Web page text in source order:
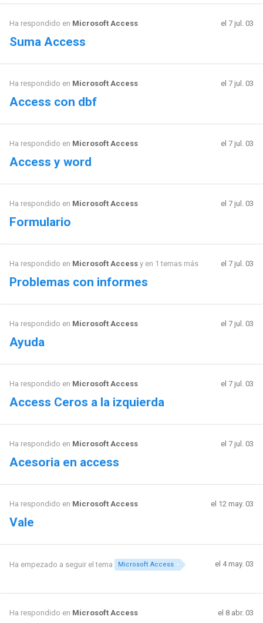
Ha respondido en Microsoft Access el 7 jul. 03
Suma Access
Ha respondido en Microsoft Access el 7 jul. 03
Access con dbf
Ha respondido en Microsoft Access el 7 jul. 03
Access y word
Ha respondido en Microsoft Access el 7 jul. 03
Formulario
Ha respondido en Microsoft Accessy en 1 temas más el 7 jul. 03
Problemas con informes
Ha respondido en Microsoft Access el 7 jul. 03
Ayuda
Ha respondido en Microsoft Access el 7 jul. 03
Access Ceros a la izquierda
Ha respondido en Microsoft Access el 7 jul. 03
Acesoria en access
Ha respondido en Microsoft Access el 12 may. 03
Vale
Ha empezado a seguir el tema Microsoft Access el 4 may. 03
Ha respondido en Microsoft Access el 8 abr. 03